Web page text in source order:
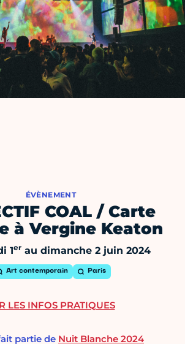
ÉVÈNEMENT
COAL / Carte
à Vergine Keaton
1er au dimanche 2 juin 2024
Art contemporain Paris
partie de Nuit Blanche 2024
LES INFOS PRATIQUES